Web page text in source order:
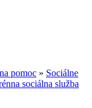
pomoc » Sociálne
sociálna služba